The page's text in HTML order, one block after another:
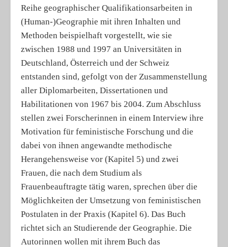
Reihe geographischer Qualifikationsarbeiten in
(Human-)Geographie mit ihren Inhalten und
Methoden beispielhaft vorgestellt, wie sie
zwischen 1988 und 1997 an Universitäten in
Deutschland, Österreich und der Schweiz
entstanden sind, gefolgt von der Zusammenstellung
aller Diplomarbeiten, Dissertationen und
Habilitationen von 1967 bis 2004. Zum Abschluss
stellen zwei Forscherinnen in einem Interview ihre
Motivation für feministische Forschung und die
dabei von ihnen angewandte methodische
Herangehensweise vor (Kapitel 5) und zwei
Frauen, die nach dem Studium als
Frauenbeauftragte tätig waren, sprechen über die
Möglichkeiten der Umsetzung von feministischen
Postulaten in der Praxis (Kapitel 6). Das Buch
richtet sich an Studierende der Geographie. Die
Autorinnen wollen mit ihrem Buch das